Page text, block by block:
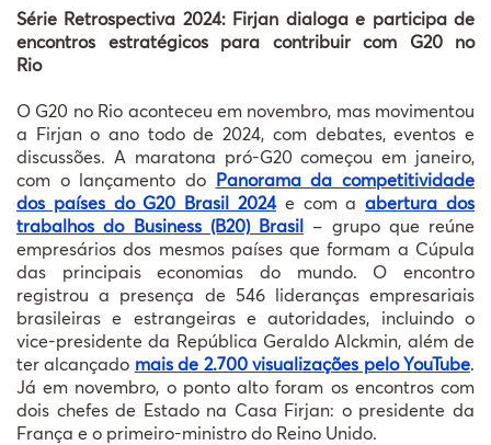
Série Retrospectiva 2024: Firjan dialoga e participa de
encontros estratégicos para contribuir com G20 no
Rio
O G20 no Rio aconteceu em novembro, mas movimentou
a Firjan o ano todo de 2024, com debates, eventos e
discussões. A maratona pró-G20 começou em janeiro,
com o lançamento do Panorama da competitividade
dos países do G20 Brasil 2024e com aabertura dos
trabalhos do Business (B20) Brasil – grupo que reúne
empresários dos mesmos países que formam a Cúpula
das principais economias do mundo. O encontro
registrou a presença de 546 lideranças empresariais
brasileiras e estrangeiras e autoridades, incluindo o
vice-presidente da República Geraldo Alckmin, além de
ter alcançado mais de 2.700 visualizações pelo YouTube.
Já em novembro, o ponto alto foram os encontros com
dois chefes de Estado na Casa Firjan: o presidente da
França e o primeiro-ministro do Reino Unido.